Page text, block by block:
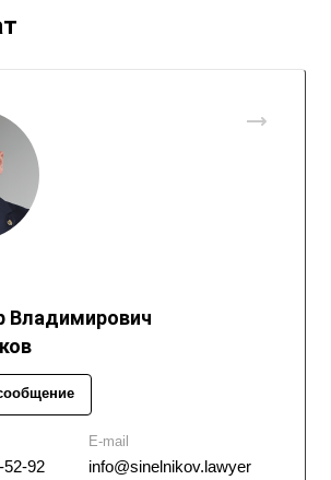
Владимирович
52-92
E-mail
info@sinelnikov.lawyer